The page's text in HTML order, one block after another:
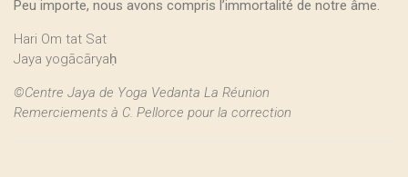
Peu importe, nous avons compris l’immortalité de notre âme.
Hari Om tat Sat
Jaya yogācāryaḥ
©Centre Jaya de Yoga Vedanta La Réunion
Remerciements à C. Pellorce pour la correction